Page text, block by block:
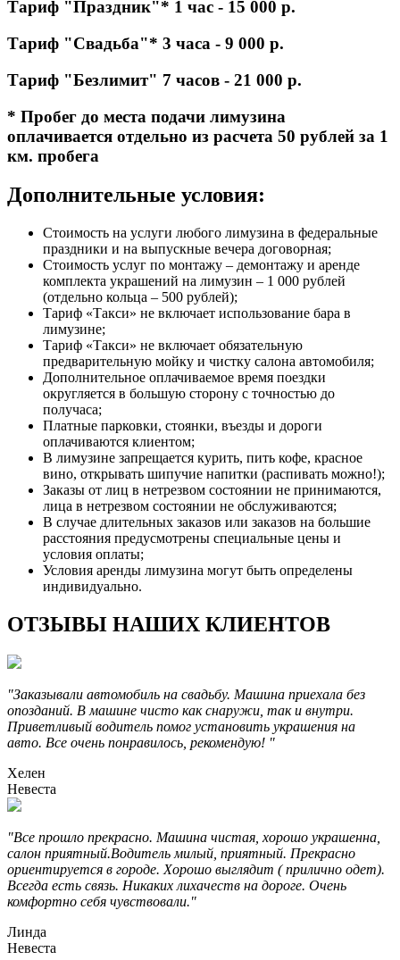
Тариф "Праздник"* 1 час - 15 000 р.
Тариф "Свадьба"* 3 часа - 9 000 р.
Тариф "Безлимит" 7 часов - 21 000 р.
* Пробег до места подачи лимузина
оплачивается отдельно из расчета 50 рублей за 1
км. пробега
Дополнительные условия:
Стоимость на услуги любого лимузина в федеральные
праздники и на выпускные вечера договорная;
Стоимость услуг по монтажу – демонтажу и аренде
комплекта украшений на лимузин – 1 000 рублей
(отдельно кольца – 500 рублей);
Тариф «Такси» не включает использование бара в
лимузине;
Тариф «Такси» не включает обязательную
предварительную мойку и чистку салона автомобиля;
Дополнительное оплачиваемое время поездки
округляется в большую сторону с точностью до
получаса;
Платные парковки, стоянки, въезды и дороги
оплачиваются клиентом;
В лимузине запрещается курить, пить кофе, красное
вино, открывать шипучие напитки (распивать можно!);
Заказы от лиц в нетрезвом состоянии не принимаются,
лица в нетрезвом состоянии не обслуживаются;
В случае длительных заказов или заказов на большие
расстояния предусмотрены специальные цены и
условия оплаты;
Условия аренды лимузина могут быть определены
индивидуально.
ОТЗЫВЫ НАШИХ КЛИЕНТОВ
"Заказывали автомобиль на свадьбу. Машина приехала без
опозданий. В машине чисто как снаружи, так и внутри.
Приветливый водитель помог установить украшения на
авто. Все очень понравилось, рекомендую! "
Хелен
Невеста
"Все прошло прекрасно. Машина чистая, хорошо украшенна,
салон приятный.Водитель милый, приятный. Прекрасно
ориентируется в городе. Хорошо выглядит ( прилично одет).
Всегда есть связь. Никаких лихачеств на дороге. Очень
комфортно себя чувствовали."
Линда
Невеста